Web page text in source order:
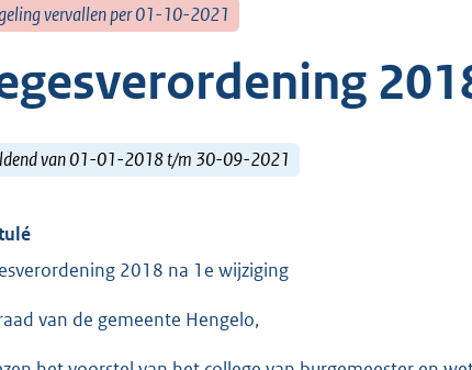
vervallen per 01-10-2021
van 01-01-2018 t/m 30-09-2021
2018 na 1e wijziging
van de gemeente Hengelo,